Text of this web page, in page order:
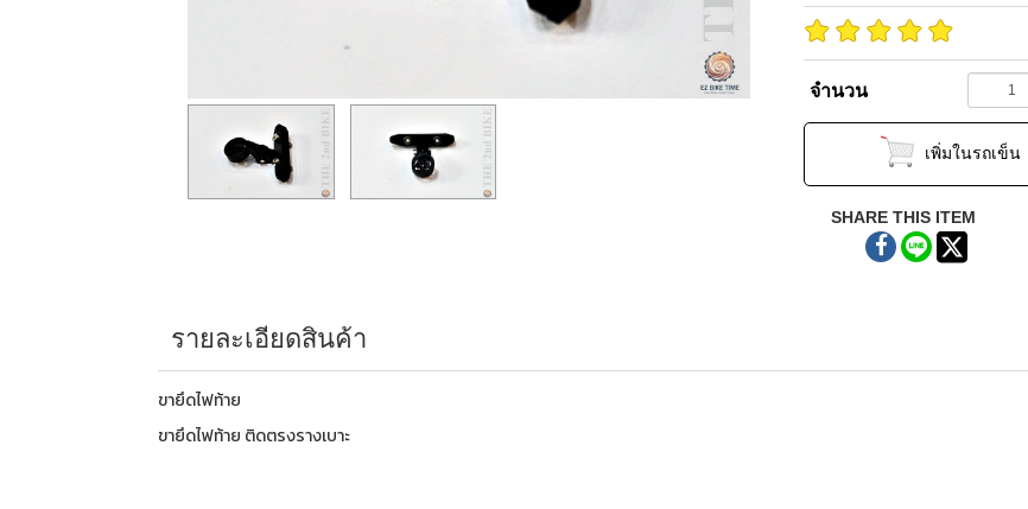
จำนวน
เพิ่มในรถเข็น
SHARE THIS ITEM
รายละเอียดสินค้า
ขายึดไฟท้าย
ขายึดไฟท้าย ติดตรงรางเบาะ